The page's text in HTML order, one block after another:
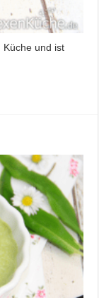
Küche und ist